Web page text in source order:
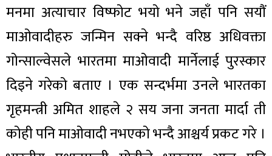
मनमा अत्याचार विष्फोट भयो भने जहाँ पनि सयौं
माओवादीहरु जन्मिन सक्ने भन्दै वरिष्ठ अधिवक्ता
गोन्साल्वेसले भारतमा माओवादी मार्नेलाई पुरस्कार
दिइने गरेको बताए । एक सन्दर्भमा उनले भारतका
गृहमन्त्री अमित शाहले २ सय जना जनता मार्दा ती
कोही पनि माओवादी नभएको भन्दै आश्चर्य प्रकट गरे ।